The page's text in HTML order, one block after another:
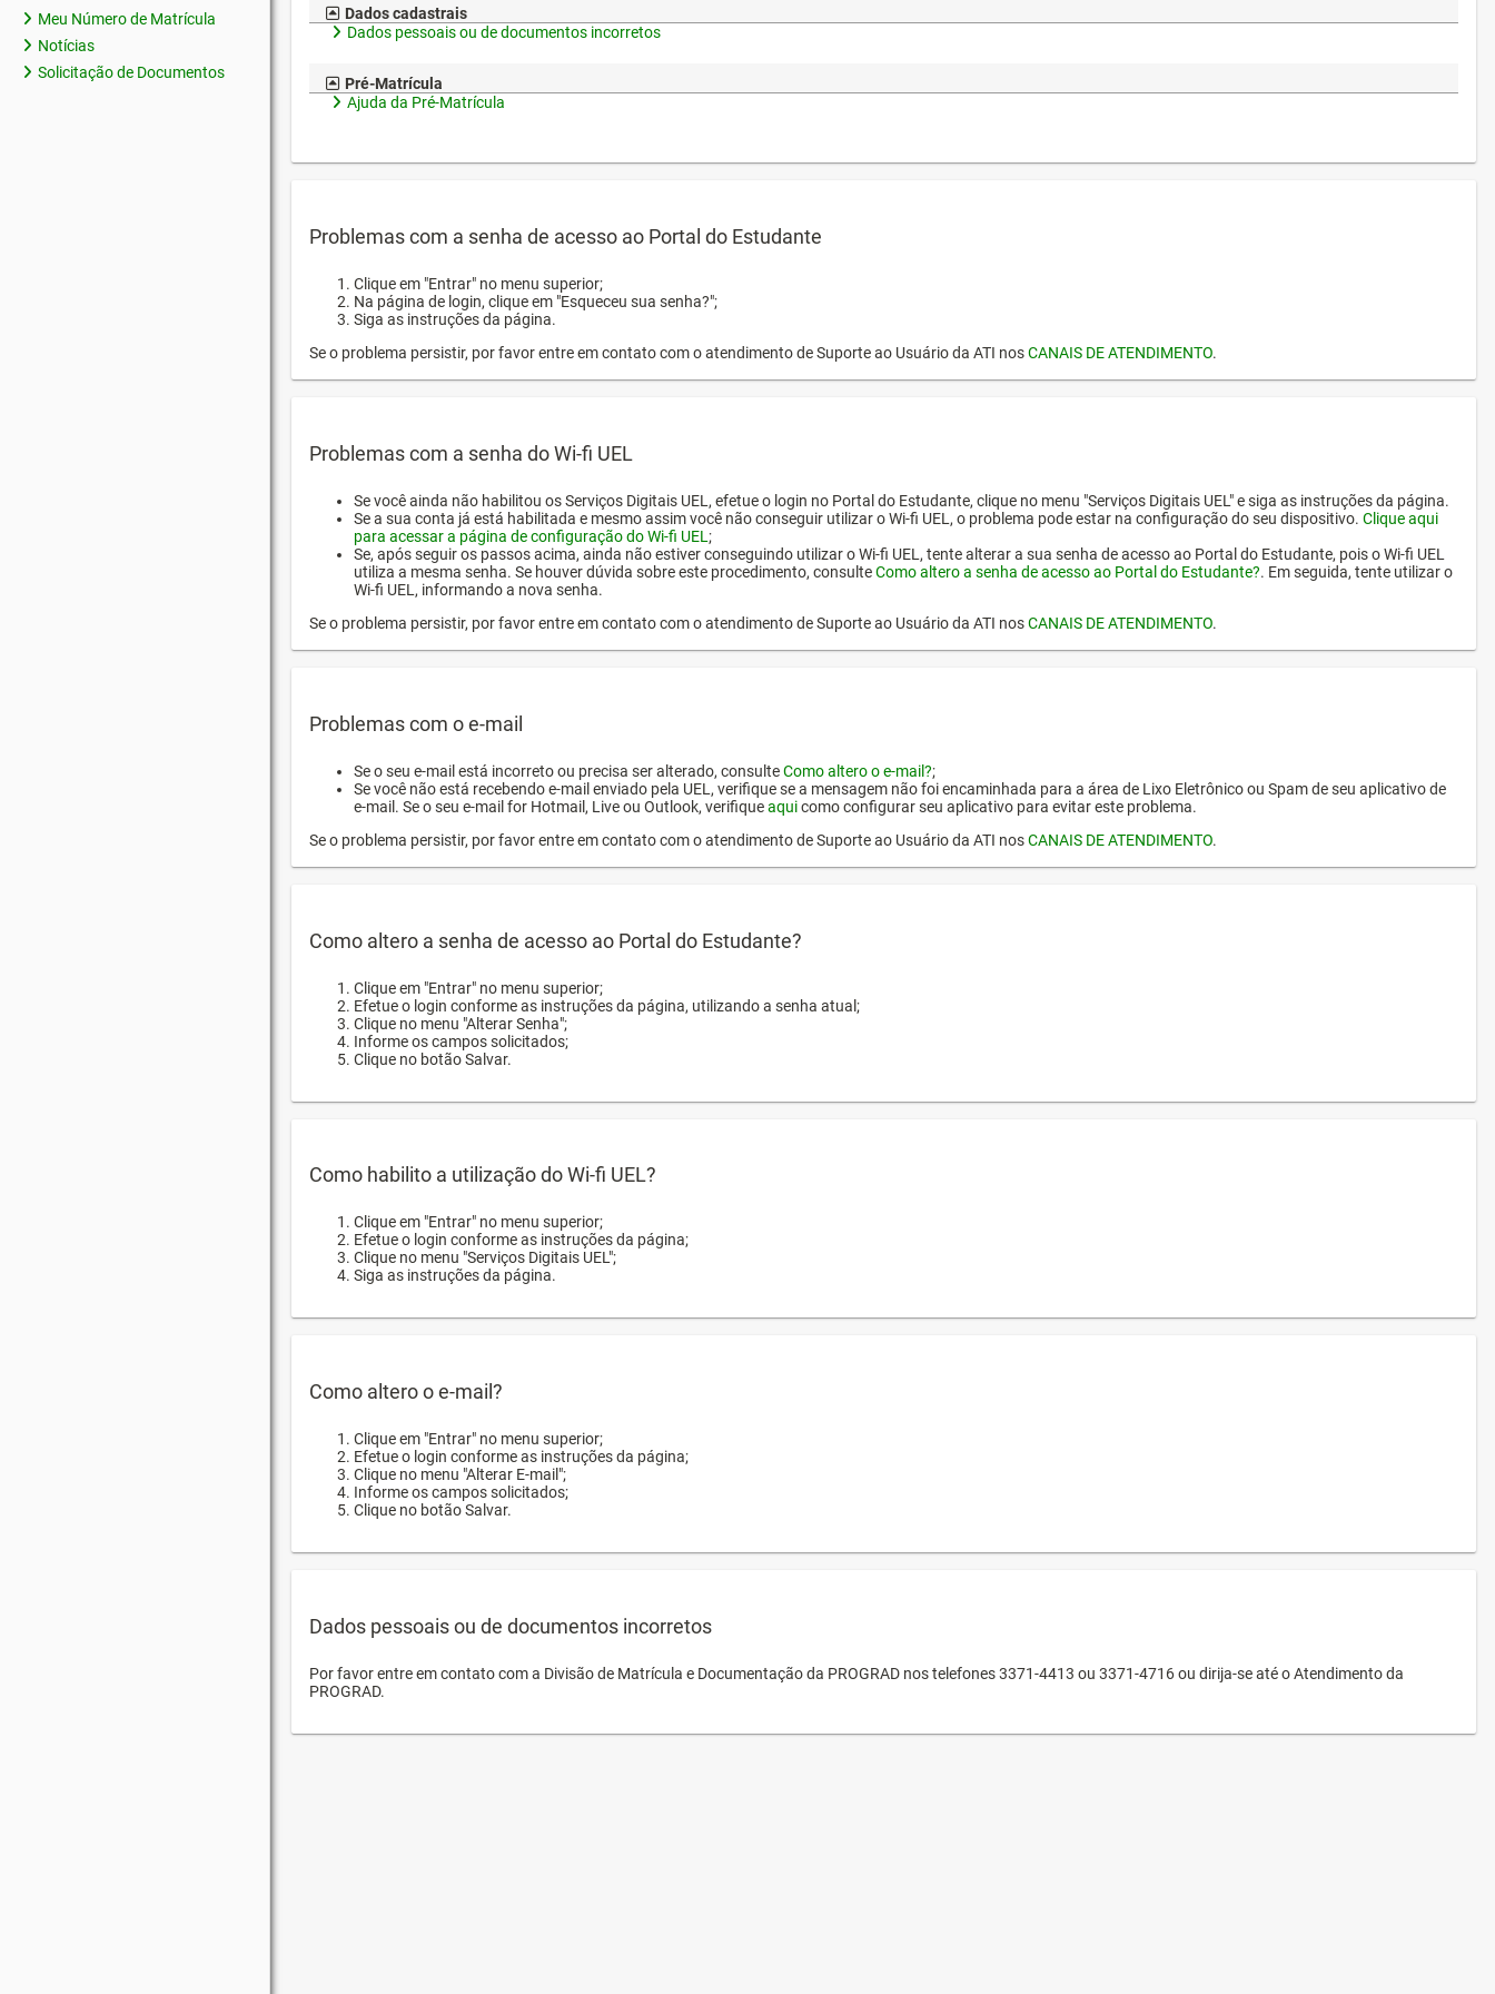
Meu Número de Matrícula
Notícias
Solicitação de Documentos
Dados cadastrais
Dados pessoais ou de documentos incorretos
Pré-Matrícula
Ajuda da Pré-Matrícula
Problemas com a senha de acesso ao Portal do Estudante
Clique em "Entrar" no menu superior;
Na página de login, clique em "Esqueceu sua senha?";
Siga as instruções da página.
Se o problema persistir, por favor entre em contato com o atendimento de Suporte ao Usuário da ATI nosCANAIS DE ATENDIMENTO.
Problemas com a senha do Wi-fi UEL
Se você ainda não habilitou os Serviços Digitais UEL, efetue o login no Portal do Estudante, clique no menu "Serviços Digitais UEL" e siga as instruções da página.
Se a sua conta já está habilitada e mesmo assim você não conseguir utilizar o Wi-fi UEL, o problema pode estar na configuração do seu dispositivo. Clique aqui
para acessar a página de configuração do Wi-fi UEL ;
Se, após seguir os passos acima, ainda não estiver conseguindo utilizar o Wi-fi UEL, tente alterar a sua senha de acesso ao Portal do Estudante, pois o Wi-fi UEL
utiliza a mesma senha. Se houver dúvida sobre este procedimento, consulteComo altero a senha de acesso ao Portal do Estudante?. Em seguida, tente utilizar o
Wi-fi UEL, informando a nova senha.
Se o problema persistir, por favor entre em contato com o atendimento de Suporte ao Usuário da ATI nosCANAIS DE ATENDIMENTO.
Problemas com o e-mail
Se o seu e-mail está incorreto ou precisa ser alterado, consulteComo altero o e-mail?;
Se você não está recebendo e-mail enviado pela UEL, verifique se a mensagem não foi encaminhada para a área de Lixo Eletrônico ou Spam de seu aplicativo de
e-mail. Se o seu e-mail for Hotmail, Live ou Outlook, verifiqueaquicomo configurar seu aplicativo para evitar este problema.
Se o problema persistir, por favor entre em contato com o atendimento de Suporte ao Usuário da ATI nosCANAIS DE ATENDIMENTO.
Como altero a senha de acesso ao Portal do Estudante?
Clique em "Entrar" no menu superior;
Efetue o login conforme as instruções da página, utilizando a senha atual;
Clique no menu "Alterar Senha";
Informe os campos solicitados;
Clique no botão Salvar.
Como habilito a utilização do Wi-fi UEL?
Clique em "Entrar" no menu superior;
Efetue o login conforme as instruções da página;
Clique no menu "Serviços Digitais UEL";
Siga as instruções da página.
Como altero o e-mail?
Clique em "Entrar" no menu superior;
Efetue o login conforme as instruções da página;
Clique no menu "Alterar E-mail";
Informe os campos solicitados;
Clique no botão Salvar.
Dados pessoais ou de documentos incorretos
Por favor entre em contato com a Divisão de Matrícula e Documentação da PROGRAD nos telefones 3371-4413 ou 3371-4716 ou dirija-se até o Atendimento da
PROGRAD.